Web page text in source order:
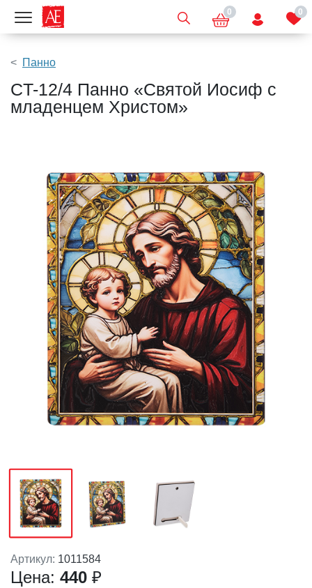
Показать меню 0 0
Панно
CT-12/4 Панно «Святой Иосиф с
младенцем Христом»
Артикул: 1011584
Цена: 440 ₽